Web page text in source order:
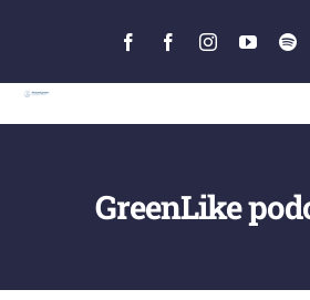
FacebookFacebookInstagram
GreenLike